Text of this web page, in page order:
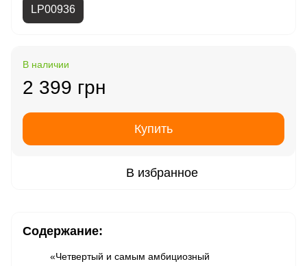
LP00936
В наличии
2 399 грн
Купить
В избранное
Содержание:
«Четвертый и самым амбициозный